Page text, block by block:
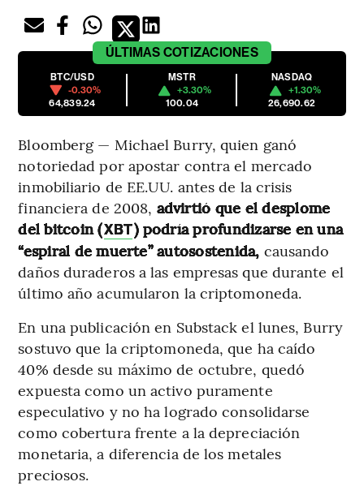
ÚLTIMAS COTIZACIONES
BTC/USD
-0.30%
64,839.24
MSTR
+3.30%
100.04
NASDAQ
+1.30%
26,690.62
Bloomberg — Michael Burry, quien ganó
notoriedad por apostar contra el mercado
inmobiliario de EE.UU. antes de la crisis
financiera de 2008, advirtió que el desplome
del bitcoin (XBT) podría profundizarse en una
“espiral de muerte” autosostenida, causando
daños duraderos a las empresas que durante el
último año acumularon la criptomoneda.
En una publicación en Substack el lunes, Burry
sostuvo que la criptomoneda, que ha caído
40% desde su máximo de octubre, quedó
expuesta como un activo puramente
especulativo y no ha logrado consolidarse
como cobertura frente a la depreciación
monetaria, a diferencia de los metales
preciosos.